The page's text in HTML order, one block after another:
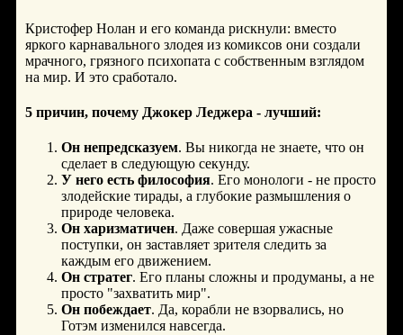
Кристофер Нолан и его команда рискнули: вместо
яркого карнавального злодея из комиксов они создали
мрачного, грязного психопата с собственным взглядом
на мир. И это сработало.
5 причин, почему Джокер Леджера - лучший:
Он непредсказуем. Вы никогда не знаете, что он
сделает в следующую секунду.
У него есть философия. Его монологи - не просто
злодейские тирады, а глубокие размышления о
природе человека.
Он харизматичен. Даже совершая ужасные
поступки, он заставляет зрителя следить за
каждым его движением.
Он стратег. Его планы сложны и продуманы, а не
просто "захватить мир".
Он побеждает. Да, корабли не взорвались, но
Готэм изменился навсегда.